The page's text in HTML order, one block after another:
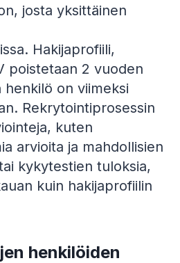
josta yksittäinen
Hakijaprofiili,
poistetaan 2 vuoden
on viimeksi
Rekrytointiprosessin
kuten
arvioita ja mahdollisien
kykytestien tuloksia,
kuin hakijaprofiilin
henkilöiden